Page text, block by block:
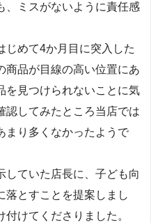
、ミスがないように責任感
じめて4か月目に突入した
商品が目線の高い位置にあ
を見つけられないことに気
認してみたところ当店では
まり多くなかったようで
していた店長に、子ども向
落とすことを提案しまし
けてくださりました。